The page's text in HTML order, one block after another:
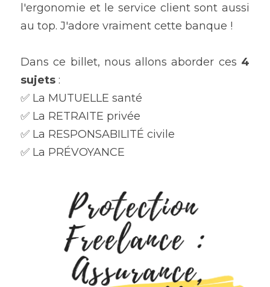
l'ergonomie et le service client sont aussi
au top. J'adore vraiment cette banque !
Dans ce billet, nous allons aborder ces 4
sujets :
✅ La MUTUELLE santé
✅ La RETRAITE privée
✅ La RESPONSABILITÉ civile
✅ La PRÉVOYANCE